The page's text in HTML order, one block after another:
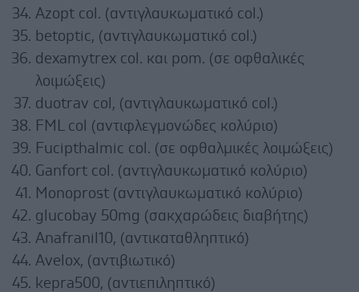
Azopt col. (αντιγλαυκωματικό col.)
betoptic, (αντιγλαυκωματικό col.)
dexamytrex col. και pom. (σε οφθαλικές
λοιμώξεις)
duotrav col, (αντιγλαυκωματικό col.)
FML col (αντιφλεγμονώδες κολύριο)
Fucipthalmic col. (σε οφθαλμικές λοιμώξεις)
Ganfort col. (αντιγλαυκωματικό κολύριο)
Monoprost (αντιγλαυκωματικό κολύριο)
glucobay 50mg (σακχαρώδεις διαβήτης)
Anafranil10, (αντικαταθληπτικό)
Avelox, (αντιβιωτικό)
kepra500, (αντιεπιληπτικό)